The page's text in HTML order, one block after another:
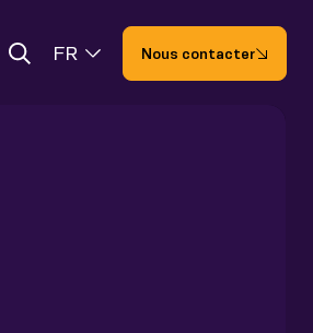
FR Nous contacter